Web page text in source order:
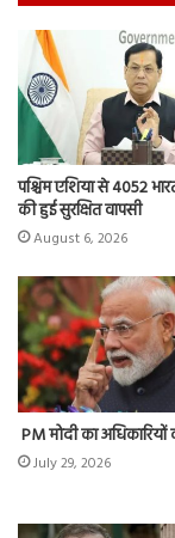
पश्चिम एशिया से 4052
की हुई सुरक्षित वापसी
August 6, 2026
PM मोदी का
July 29, 2026